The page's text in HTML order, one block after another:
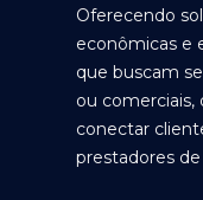
Oferecendo
econômicas e
que buscam
ou comerciais,
conectar
prestadores de